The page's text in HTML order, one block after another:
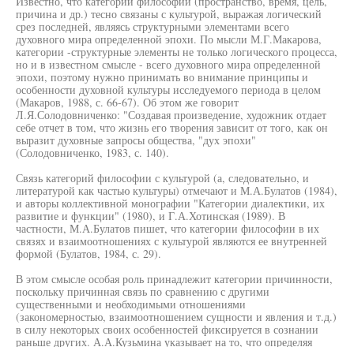
причина и др.) тесно связаны с культурой, выражая логический
срез последней, являясь структурными элементами всего
духовного мира определенной эпохи. По мысли М.Г.Макарова,
категории -структурные элементы не только логического процесса,
но и в известном смысле - всего духовного мира определенной
эпохи, поэтому нужно принимать во внимание принципы и
особенности духовной культуры исследуемого периода в целом
(Макаров, 1988, с. 66-67). Об этом же говорит
Л.Я.Солодовниченко: "Создавая произведение, художник отдает
себе отчет в том, что жизнь его творения зависит от того, как он
выразит духовные запросы общества, "дух эпохи"
(Солодовниченко, 1983, с. 140).
Связь категорий философии с культурой (а, следовательно, и
литературой как частью культуры) отмечают и М.А.Булатов (1984),
и авторы коллективной монографии "Категории диалектики, их
развитие и функции" (1980), и Г.А.Хотинская (1989). В
частности, М.А.Булатов пишет, что категории философии в их
связях и взаимоотношениях с культурой являются ее внутренней
формой (Булатов, 1984, с. 29).
В этом смысле особая роль принадлежит категории причинности,
поскольку причинная связь по сравнению с другими
существенными и необходимыми отношениями
(закономерностью, взаимоотношением сущности и явления и т.д.)
в силу некоторых своих особенностей фиксируется в сознании
раньше других. А.А.Кузьмина указывает на то, что определяя